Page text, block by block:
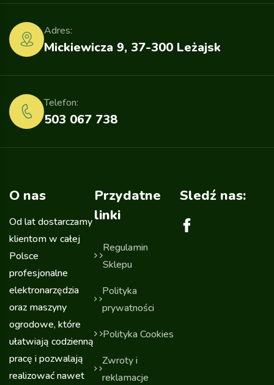
Mickiewicza 9, 37-300 Leżajsk
Adres:
503 067 738
Telefon:
O nas
Od lat dostarczamy
klientom w całej
Polsce
profesjonalne
elektronarzędzia
oraz maszyny
ogrodowe, które
ułatwiają codzienną
pracę i pozwalają
realizować nawet
Przydatne
linki
Regulamin
Sklepu
Polityka
prywatności
Polityka Cookies
Zwroty i
reklamacje
Sledź nas: